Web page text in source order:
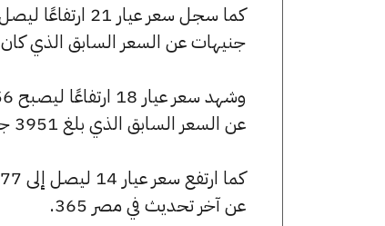
جنيهات عن السعر السابق الذي كان 4610 جنيهًا للبيع و4580 جنيهًا للشراء.
عن السعر السابق الذي بلغ 3951 جنيهًا للبيع و3926 جنيهًا للشراء.
عن آخر تحديث في مصر 365.